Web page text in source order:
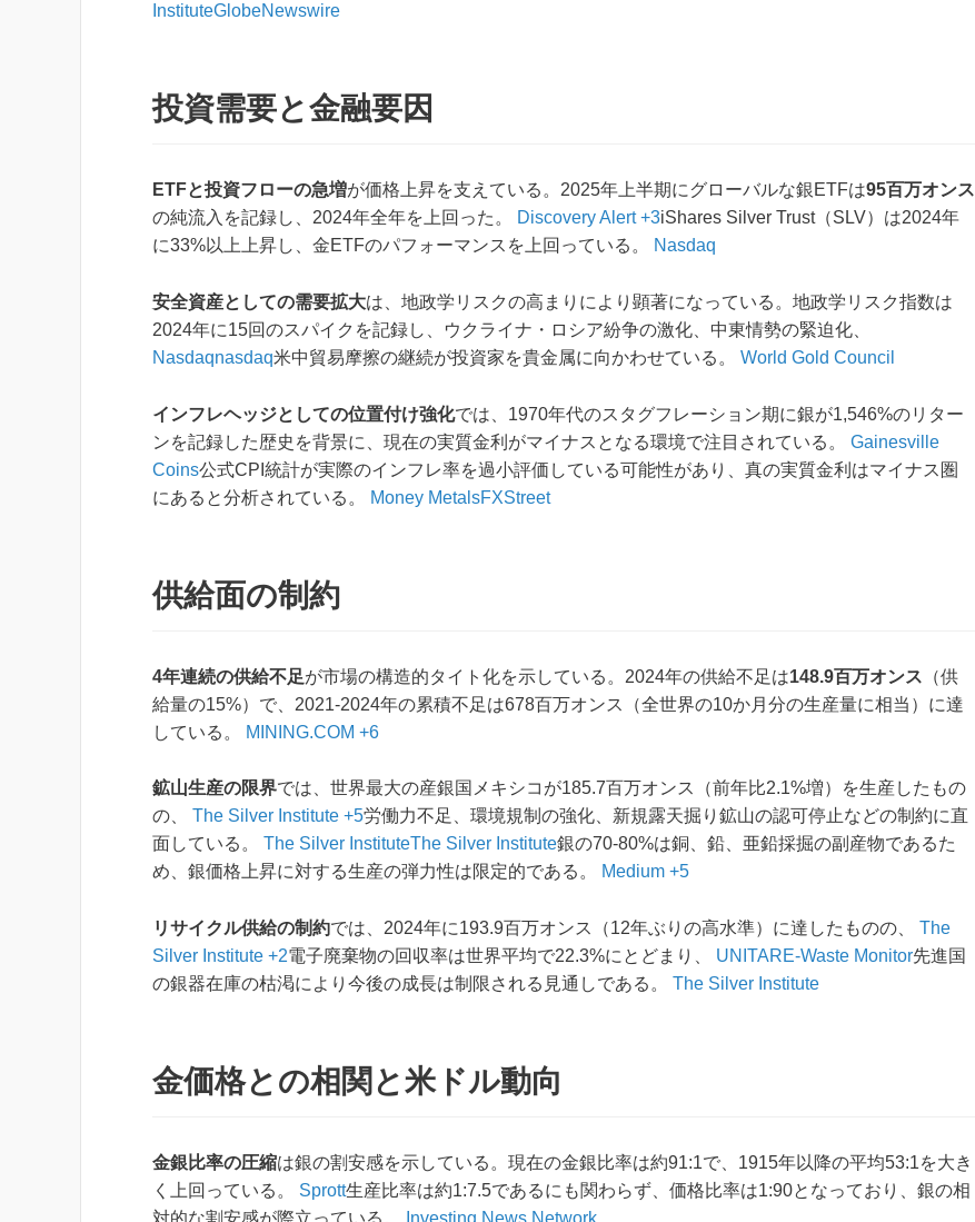
InstituteGlobeNewswire
投資需要と金融要因
ETFと投資フローの急増が価格上昇を支えている。2025年上半期にグローバルな銀ETFは95百万オンス
の純流入を記録し、2024年全年を上回った。
Discovery Alert +3iShares Silver Trust（SLV）は2024年
に33%以上上昇し、金ETFのパフォーマンスを上回っている。
Nasdaq
安全資産としての需要拡大は、地政学リスクの高まりにより顕著になっている。地政学リスク指数は
2024年に15回のスパイクを記録し、ウクライナ・ロシア紛争の激化、中東情勢の緊迫化、
Nasdaqnasdaq米中貿易摩擦の継続が投資家を貴金属に向かわせている。 World Gold Council
インフレヘッジとしての位置付け強化では、1970年代のスタグフレーション期に銀が1,546%のリター
ンを記録した歴史を背景に、現在の実質金利がマイナスとなる環境で注目されている。 Gainesville
Coins公式CPI統計が実際のインフレ率を過小評価している可能性があり、真の実質金利はマイナス圏
にあると分析されている。
Money MetalsFXStreet
供給面の制約
4年連続の供給不足が市場の構造的タイト化を示している。2024年の供給不足は148.9百万オンス （供
給量の15%）で、2021-2024年の累積不足は678百万オンス（全世界の10か月分の生産量に相当）に達
している。
MINING.COM +6
鉱山生産の限界では、世界最大の産銀国メキシコが185.7百万オンス（前年比2.1%増）を生産したもの
の、 The Silver Institute +5労働力不足、環境規制の強化、新規露天掘り鉱山の認可停止などの制約に直
面している。 The Silver InstituteThe Silver Institute銀の70-80%は銅、鉛、亜鉛採掘の副産物であるた
め、銀価格上昇に対する生産の弾力性は限定的である。
Medium +5
リサイクル供給の制約では、2024年に193.9百万オンス（12年ぶりの高水準）に達したものの、 The
Silver Institute +2電子廃棄物の回収率は世界平均で22.3%にとどまり、 UNITARE-Waste Monitor先進国
の銀器在庫の枯渇により今後の成長は制限される見通しである。 The Silver Institute
金価格との相関と米ドル動向
金銀比率の圧縮は銀の割安感を示している。現在の金銀比率は約91:1で、1915年以降の平均53:1を大き
く上回っている。 Sprott生産比率は約1:7.5であるにも関わらず、価格比率は1:90となっており、銀の相
対的な割安感が際立っている。
Investing News Network